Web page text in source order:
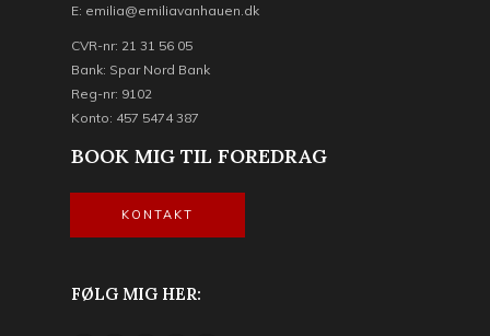
E: emilia@emiliavanhauen.dk
CVR-nr: 21 31 56 05
Bank: Spar Nord Bank
Reg-nr: 9102
Konto: 457 5474 387
BOOK MIG TIL FOREDRAG
KONTAKT
FØLG MIG HER: